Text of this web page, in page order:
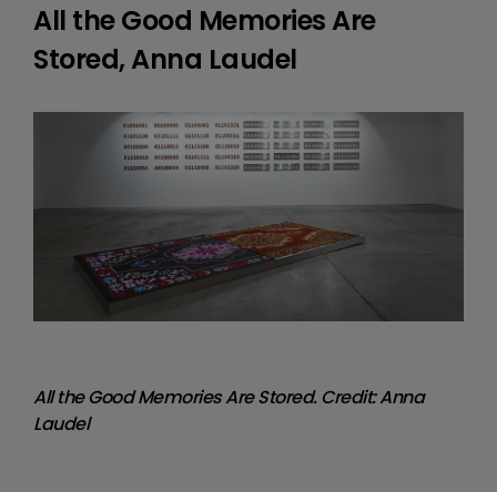
All the Good Memories Are
Stored, Anna Laudel
All the Good Memories Are Stored. Credit: Anna
Laudel